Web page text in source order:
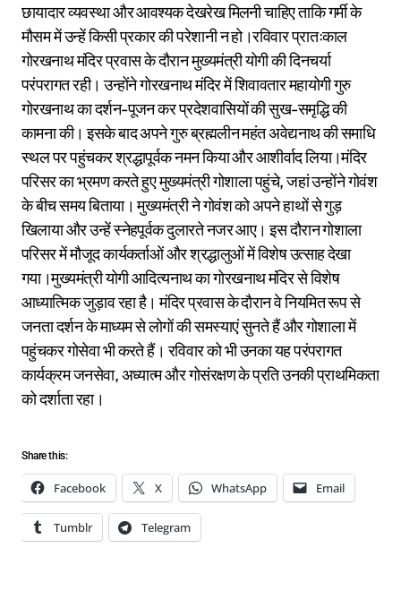
छायादार व्यवस्था और आवश्यक देखरेख मिलनी चाहिए ताकि गर्मी के
मौसम में उन्हें किसी प्रकार की परेशानी न हो।रविवार प्रातःकाल
गोरखनाथ मंदिर प्रवास के दौरान मुख्यमंत्री योगी की दिनचर्या
परंपरागत रही। उन्होंने गोरखनाथ मंदिर में शिवावतार महायोगी गुरु
गोरखनाथ का दर्शन-पूजन कर प्रदेशवासियों की सुख-समृद्धि की
कामना की। इसके बाद अपने गुरु ब्रह्मलीन महंत अवेद्यनाथ की समाधि
स्थल पर पहुंचकर श्रद्धापूर्वक नमन किया और आशीर्वाद लिया।मंदिर
परिसर का भ्रमण करते हुए मुख्यमंत्री गोशाला पहुंचे, जहां उन्होंने गोवंश
के बीच समय बिताया। मुख्यमंत्री ने गोवंश को अपने हाथों से गुड़
खिलाया और उन्हें स्नेहपूर्वक दुलारते नजर आए। इस दौरान गोशाला
परिसर में मौजूद कार्यकर्ताओं और श्रद्धालुओं में विशेष उत्साह देखा
गया।मुख्यमंत्री योगी आदित्यनाथ का गोरखनाथ मंदिर से विशेष
आध्यात्मिक जुड़ाव रहा है। मंदिर प्रवास के दौरान वे नियमित रूप से
जनता दर्शन के माध्यम से लोगों की समस्याएं सुनते हैं और गोशाला में
पहुंचकर गोसेवा भी करते हैं। रविवार को भी उनका यह परंपरागत
कार्यक्रम जनसेवा, अध्यात्म और गोसंरक्षण के प्रति उनकी प्राथमिकता
को दर्शाता रहा।
Share this:
Facebook X WhatsApp Email
Tumblr Telegram